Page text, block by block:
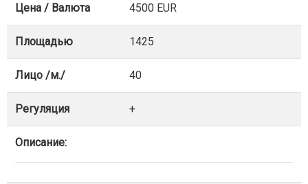
Цена / Валюта 4500 EUR
Площадью 1425
Лицо /м./ 40
Регуляция +
Описание: